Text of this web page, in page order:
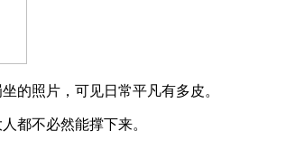
照片，可见日常平凡有多皮。
都不必然能撑下来。